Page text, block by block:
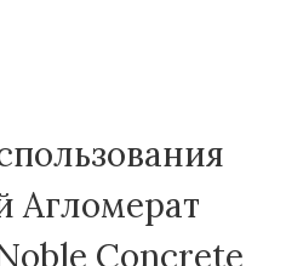
Агломерат
Concrete